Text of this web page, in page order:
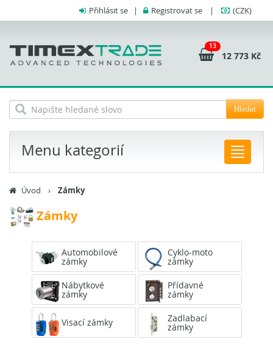
Přihlásit se | Registrovat se | (CZK)
13
12 773 Kč
Hledat
Menu kategorií
Úvod › Zámky
Zámky
Automobilové
zámky
Cyklo-moto
zámky
Nábytkové
zámky
Přídavné
zámky
Visací zámky Zadlabací
zámky